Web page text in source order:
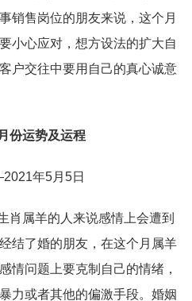
销售岗位的朋友来说，这个月
小心应对，想方设法的扩大自
户交往中要用自己的真心诚意
运势及运程
年5月5日
属羊的人来说感情上会遭到
结了婚的朋友，在这个月属羊
情问题上要克制自己的情绪，
力或者其他的偏激手段。婚姻